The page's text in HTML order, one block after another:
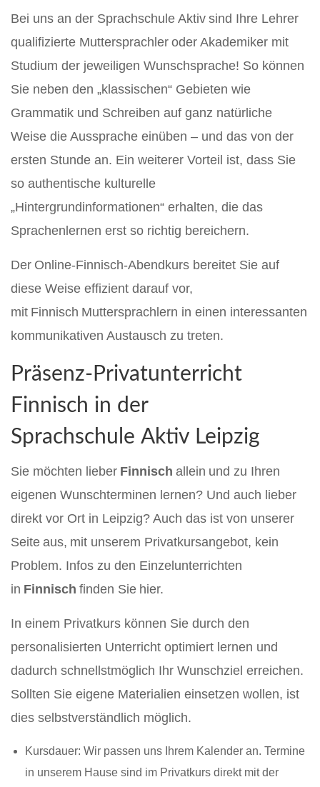
Bei uns an der Sprachschule Aktiv sind Ihre Lehrer
qualifizierte Muttersprachler oder Akademiker mit
Studium der jeweiligen Wunschsprache! So können
Sie neben den „klassischen“ Gebieten wie
Grammatik und Schreiben auf ganz natürliche
Weise die Aussprache einüben – und das von der
ersten Stunde an. Ein weiterer Vorteil ist, dass Sie
so authentische kulturelle
„Hintergrundinformationen“ erhalten, die das
Sprachenlernen erst so richtig bereichern.
Der Online-Finnisch-Abendkurs bereitet Sie auf
diese Weise effizient darauf vor,
mit Finnisch Muttersprachlern in einen interessanten
kommunikativen Austausch zu treten.
Präsenz-Privatunterricht
Finnisch in der
Sprachschule Aktiv Leipzig
Sie möchten lieber Finnisch allein und zu Ihren
eigenen Wunschterminen lernen? Und auch lieber
direkt vor Ort in Leipzig? Auch das ist von unserer
Seite aus, mit unserem Privatkursangebot, kein
Problem. Infos zu den Einzelunterrichten
in Finnisch finden Sie hier.
In einem Privatkurs können Sie durch den
personalisierten Unterricht optimiert lernen und
dadurch schnellstmöglich Ihr Wunschziel erreichen.
Sollten Sie eigene Materialien einsetzen wollen, ist
dies selbstverständlich möglich.
Kursdauer: Wir passen uns Ihrem Kalender an. Termine
in unserem Hause sind im Privatkurs direkt mit der